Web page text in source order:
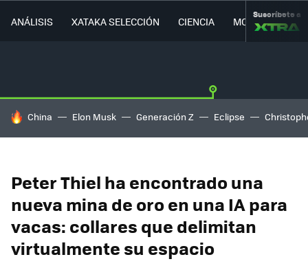
ANÁLISIS XATAKA SELECCIÓN CIENCIA MOVILIDAD
Suscríbete a
HOY SE HABLA DE
China Elon Musk Generación Z Eclipse
Peter Thiel ha encontrado una
nueva mina de oro en una IA para
vacas: collares que delimitan
virtualmente su espacio